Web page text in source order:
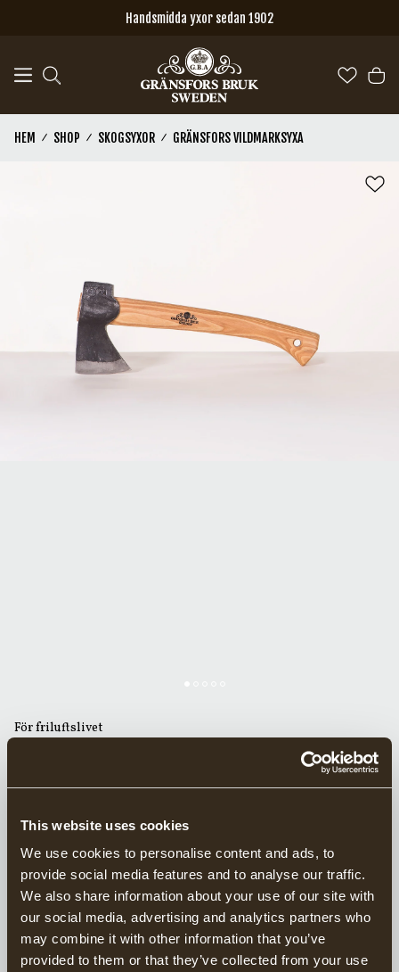
This website uses cookies
We use cookies to personalise content and ads, to
provide social media features and to analyse our traffic.
We also share information about your use of our site with
our social media, advertising and analytics partners who
may combine it with other information that you’ve
provided to them or that they’ve collected from your use
Handsmidda yxor sedan 1902
HEM SHOP SKOGSYXOR GRÄNSFORS VILDMARKSYXA
För friluftslivet
Denna produkt säljs exklusivt via vår amerikanska
distributör Grand Forest.
Hitta din närmaste återförsäljare här.
Handsmidda yxor sedan 1902
Ansvarsfullt tillverkade i Sverige